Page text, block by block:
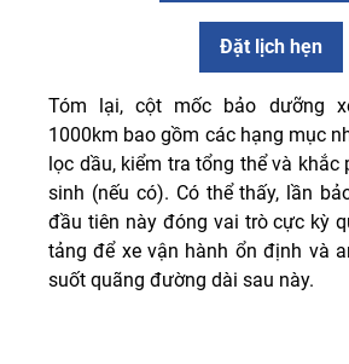
Đặt lịch hẹn
Tóm lại, cột mốc bảo dưỡng
1000km bao gồm các hạng mục
lọc dầu, kiểm tra tổng thể và khắc
sinh (nếu có). Có thể thấy, lần
đầu tiên này đóng vai trò cực kỳ
tảng để xe vận hành ổn định và
suốt quãng đường dài sau này.